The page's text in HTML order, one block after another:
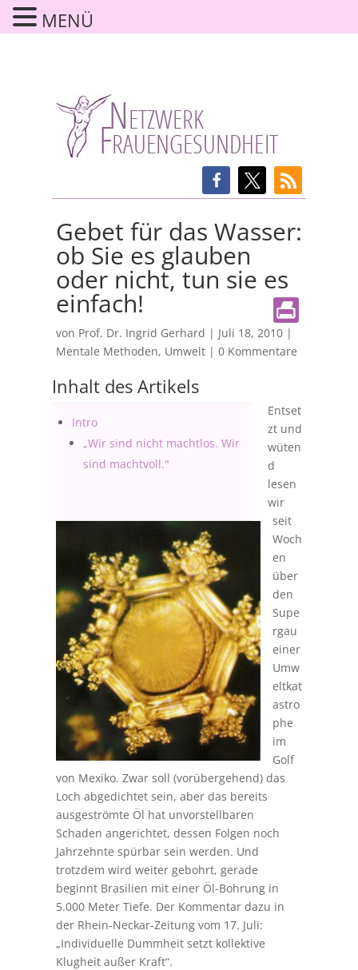
Gebet für das Wasser:
ob Sie es glauben
oder nicht, tun sie es
einfach!
von Prof. Dr. Ingrid Gerhard | Juli 18, 2010|
Mentale Methoden, Umwelt| 0 Kommentare
Inhalt des Artikels
Intro
„Wir sind nicht machtlos. Wir
sind machtvoll."
Entset
zt und
wüten
d
lesen
wir
seit
Woch
en
über
den
Supe
rgau
einer
Umw
eltkat
astro
phe
im
Golf
von Mexiko. Zwar soll (vorübergehend) das
Loch abgedichtet sein, aber das bereits
ausgeströmte Öl hat unvorstellbaren
Schaden angerichtet, dessen Folgen noch
Jahrzehnte spürbar sein werden. Und
trotzdem wird weiter gebohrt, gerade
beginnt Brasilien mit einer Öl-Bohrung in
5.000 Meter Tiefe. Der Kommentar dazu in
der Rhein-Neckar-Zeitung vom 17. Juli:
„Individuelle Dummheit setzt kollektive
Klugheit außer Kraft“.
MENÜ